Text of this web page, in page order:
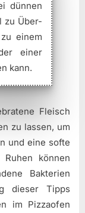
dünnen
zu Über-
einem
einer
kann.
Fleisch
zu lassen, um
und eine softe
können
Bakterien
dieser Tipps
im Pizzaofen